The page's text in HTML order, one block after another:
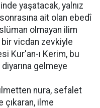
yaşatacak, yalnız
ait olan ebedî
olmayan ilim
bir vicdan zevkiyle
Kur'an-ı Kerim, bu
gelmeye
nura, sefalet
ilme